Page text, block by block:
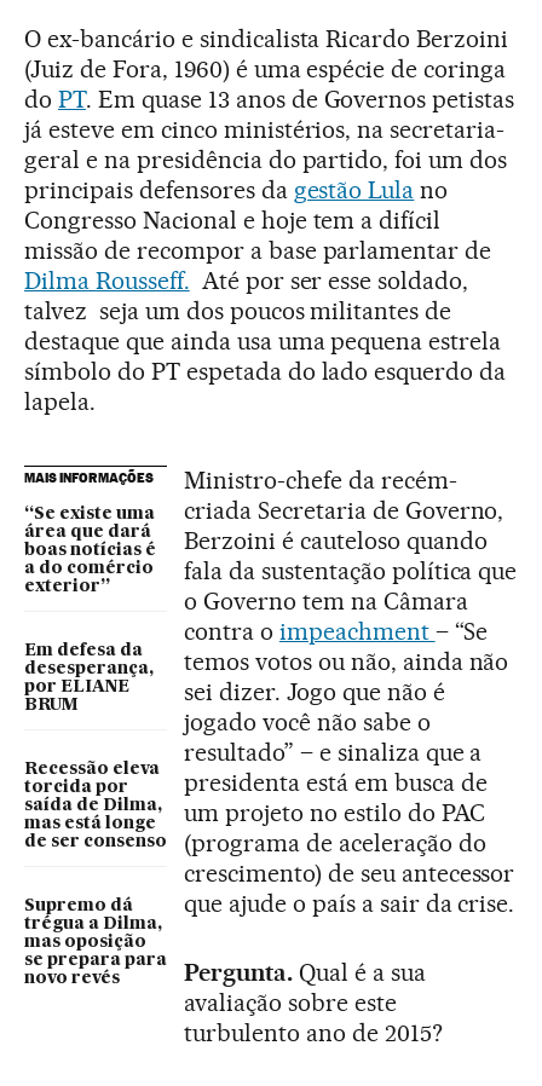
O ex-bancário e sindicalista Ricardo Berzoini
(Juiz de Fora, 1960) é uma espécie de coringa
do PT. Em quase 13 anos de Governos petistas
já esteve em cinco ministérios, na secretaria-
geral e na presidência do partido, foi um dos
principais defensores da gestão Lula no
Congresso Nacional e hoje tem a difícil
missão de recompor a base parlamentar de
Dilma Rousseff. Até por ser esse soldado,
talvez seja um dos poucos militantes de
destaque que ainda usa uma pequena estrela
símbolo do PT espetada do lado esquerdo da
lapela.
MAIS INFORMAÇÕES
“Se existe uma
área que dará
boas notícias é
a do comércio
exterior”
Em defesa da
desesperança,
por ELIANE
BRUM
Recessão eleva
torcida por
saída de Dilma,
mas está longe
de ser consenso
Supremo dá
trégua a Dilma,
mas oposição
se prepara para
novo revés
Ministro-chefe da recém-
criada Secretaria de Governo,
Berzoini é cauteloso quando
fala da sustentação política que
o Governo tem na Câmara
contra o impeachment – “Se
temos votos ou não, ainda não
sei dizer. Jogo que não é
jogado você não sabe o
resultado” – e sinaliza que a
presidenta está em busca de
um projeto no estilo do PAC
(programa de aceleração do
crescimento) de seu antecessor
que ajude o país a sair da crise.
Pergunta.Qual é a sua
avaliação sobre este
turbulento ano de 2015?